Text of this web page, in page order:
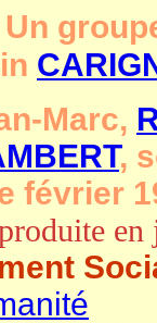
Un
Marc,
,
février
en